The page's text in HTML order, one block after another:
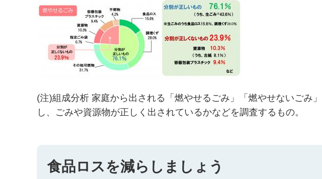
(注)組成分析 家庭から出される「燃やせるごみ」「燃やせないごみ
し、ごみや資源物が正しく出されているかなどを調査するもの。
食品ロスを減らしましょう